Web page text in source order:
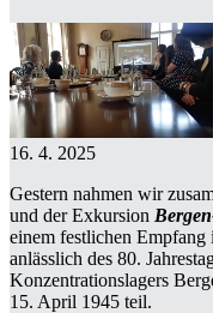
16. 4. 2025
Gestern nahmen wir
und der Exkursion
einem festlichen
anlässlich des 80.
Konzentrationslagers
15. April 1945 teil.